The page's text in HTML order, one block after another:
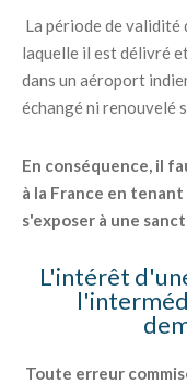
La période de validité
laquelle il est délivré
dans un aéroport
échangé ni renouvelé
En conséquence, il
à la France en
s'exposer à une
L'intérêt
Toute erreur